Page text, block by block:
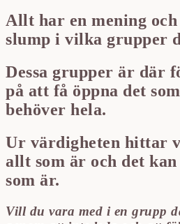
Allt har en mening
slump i vilka grupper
Dessa grupper är där
på att få öppna det
behöver hela.
Ur värdigheten hittar
allt som är och det
som är.
Vill du vara med i en grupp